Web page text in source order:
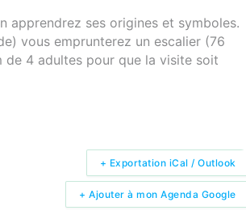
apprendrez ses origines et symboles.
vous emprunterez un escalier (76
de 4 adultes pour que la visite soit
+ Ajouter à mon Agenda Google
+ Exportation iCal / Outlook